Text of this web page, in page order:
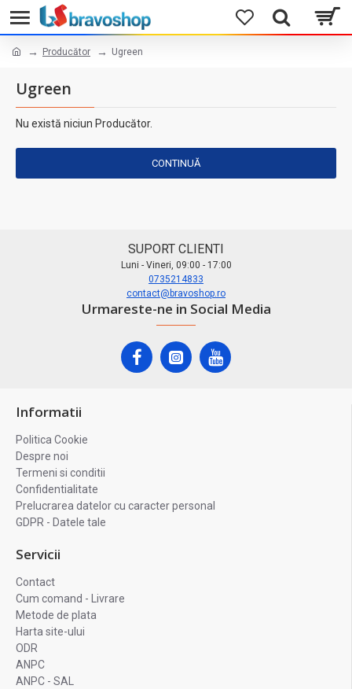
Producător Ugreen
Ugreen
Nu există niciun Producător.
CONTINUĂ
SUPORT CLIENTI
Luni - Vineri, 09:00 - 17:00
0735214833
contact@bravoshop.ro
Urmareste-ne in Social Media
Informatii
Politica Cookie
Despre noi
Termeni si conditii
Confidentialitate
Prelucrarea datelor cu caracter personal
GDPR - Datele tale
Servicii
Contact
Cum comand - Livrare
Metode de plata
Harta site-ului
ODR
ANPC
ANPC - SAL